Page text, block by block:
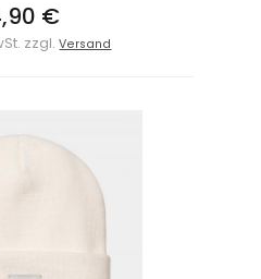
€
zzgl.Versand